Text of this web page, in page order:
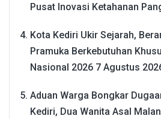
Pusat Inovasi Ketahanan
Kota Kediri Ukir Sejarah,
Pramuka Berkebutuhan
Nasional 2026 7 Agustus
Aduan Warga Bongkar
Kediri, Dua Wanita Asal